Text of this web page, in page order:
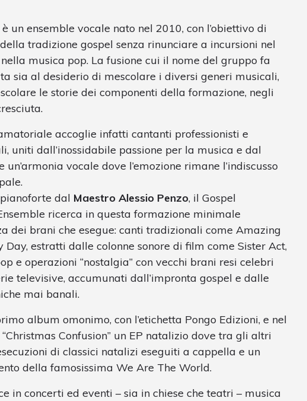
è un ensemble vocale nato nel 2010, con l’obiettivo di
tradizione gospel senza rinunciare a incursioni nel
musica pop. La fusione cui il nome del gruppo fa
sia al desiderio di mescolare i diversi generi musicali,
le storie dei componenti della formazione, negli
accoglie infatti cantanti professionisti e
uniti dall’inossidabile passione per la musica e dal
vocale dove l’emozione rimane l’indiscusso
dal Maestro Alessio Penzo, il Gospel
ricerca in questa formazione minimale
dei brani che esegue: canti tradizionali come Amazing
Day, estratti dalle colonne sonore di film come Sister Act,
e operazioni “nostalgia” con vecchi brani resi celebri
televisive, accumunati dall’impronta gospel e dalle
mai banali.
album omonimo, con l’etichetta Pongo Edizioni, e nel
Confusion” un EP natalizio dove tra gli altri
di classici natalizi eseguiti a cappella e un
della famosissima We Are The World.
in concerti ed eventi – sia in chiese che teatri – musica